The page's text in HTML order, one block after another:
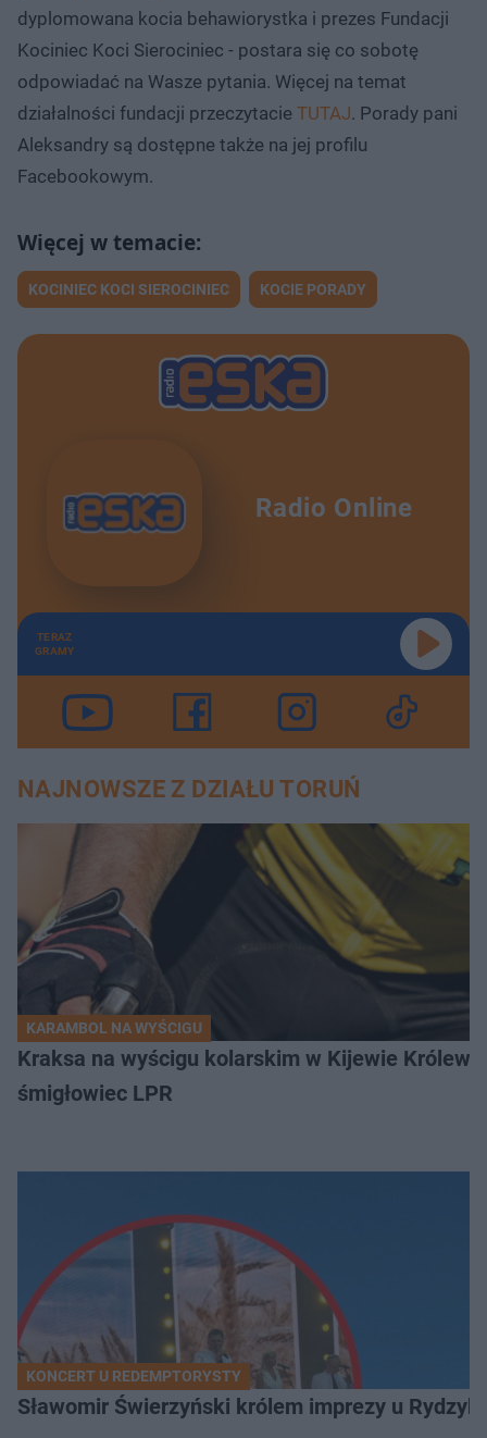
dyplomowana kocia behawiorystka i prezes Fundacji
Kociniec Koci Sierociniec - postara się co sobotę
odpowiadać na Wasze pytania. Więcej na temat
działalności fundacji przeczytacie TUTAJ. Porady pani
Aleksandry są dostępne także na jej profilu
Facebookowym.
KOCINIEC KOCI SIEROCINIEC KOCIE PORADY
Radio Online
TERAZ
GRAMY
NAJNOWSZE Z DZIAŁU TORUŃ
KARAMBOL NA WYŚCIGU
Kraksa na wyścigu kolarskim w Kijewie
śmigłowiec LPR
KONCERT U REDEMPTORYSTY
Sławomir Świerzyński królem imprezy u